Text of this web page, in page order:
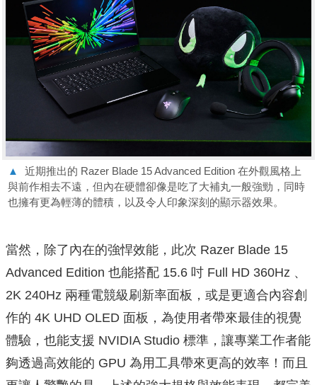
▲
近期推出的 Razer Blade 15 Advanced Edition 在外觀風格上
與前作相去不遠，但內在硬體卻像是吃了大補丸一般強勁，同時
也擁有更為輕薄的體積，以及令人印象深刻的顯示器效果。
當然，除了內在的強悍效能，此次 Razer Blade 15
Advanced Edition 也能搭配 15.6 吋 Full HD 360Hz 、
2K 240Hz 兩種電競級刷新率面板，或是更適合內容創
作的 4K UHD OLED 面板，為使用者帶來最佳的視覺
體驗，也能支援 NVIDIA Studio 標準，讓專業工作者能
夠透過高效能的 GPU 為用工具帶來更高的效率！而且